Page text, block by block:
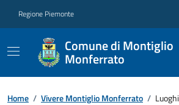
Regione Piemonte
Comune di Montiglio
Monferrato
Home / Vivere Montiglio Monferrato / Luoghi